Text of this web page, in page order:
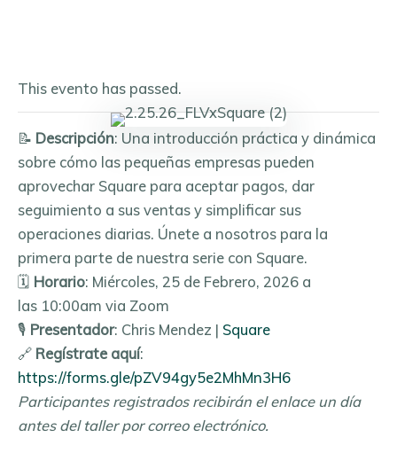
This evento has passed.
📝 Descripción: Una introducción práctica y dinámica
sobre cómo las pequeñas empresas pueden
aprovechar Square para aceptar pagos, dar
seguimiento a sus ventas y simplificar sus
operaciones diarias. Únete a nosotros para la
primera parte de nuestra serie con Square.
🗓️ Horario: Miércoles, 25 de Febrero, 2026 a
las 10:00am via Zoom
🎙️ Presentador: Chris Mendez | Square
🔗 Regístrate aquí:
https://forms.gle/pZV94gy5e2MhMn3H6
Participantes registrados recibirán el enlace un día
antes del taller por correo electrónico.